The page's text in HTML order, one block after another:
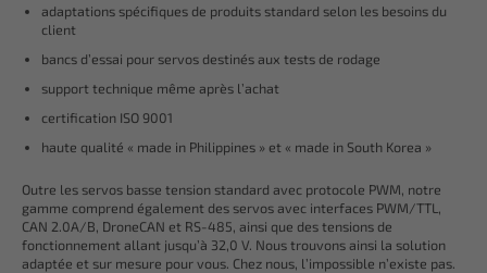
adaptations spécifiques de produits standard selon les besoins du
client
bancs d’essai pour servos destinés aux tests de rodage
support technique même après l’achat
certification ISO 9001
haute qualité « made in Philippines » et « made in South Korea »
Outre les servos basse tension standard avec protocole PWM, notre
gamme comprend également des servos avec interfaces PWM/TTL,
CAN 2.0A/B, DroneCAN et RS-485, ainsi que des tensions de
fonctionnement allant jusqu’à 32,0 V. Nous trouvons ainsi la solution
adaptée et sur mesure pour vous. Chez nous, l’impossible n’existe pas.